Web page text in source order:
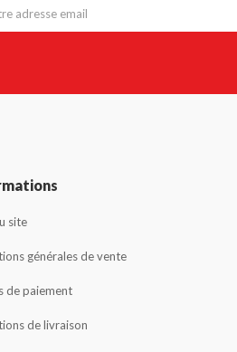
site
générales de vente
de paiement
de livraison